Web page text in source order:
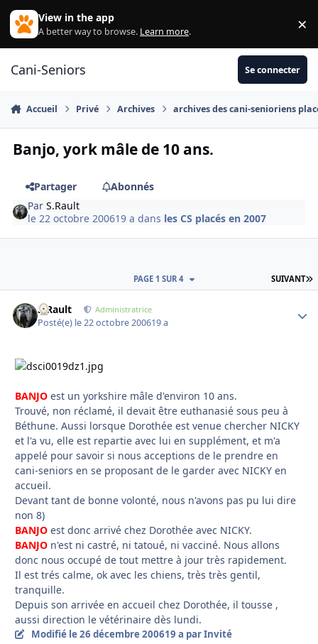
Aller au contenu
View in the app
A better way to browse. Learn more. ×
Cani-Seniors Se connecter
Accueil Privé Archives archives des cani-senioriens
Banjo, york mâle de 10 ans.
Partager
Abonnés
ParS.Rault
le 22 octobre 200619 a dans les CS placés en 2007
SUIVANT
PAGE 1 SUR 4
S.Rault Administratrice
Posté(e) le 22 octobre 200619 a
BANJO est un yorkshire mâle d'environ 10 ans.
Trouvé, non réclamé, il devait être euthanasié sous peu à
Béthune. Aussi lorsque Dorothée est venue chercher NICKY
et l'a vu, elle est repartie avec lui en supplément, et m'a
appelé pour savoir si nous acceptions de le prendre en
cani-seniors en se proposant de le garder avec NICKY en
accueil.
Devant tant de bonne volonté, nous n'avons pas pu lui dire
non 8)
BANJO est donc arrivé chez Dorothée avec NICKY.
BANJO n'est ni castré, ni tatoué, ni vacciné. Nous allons
donc nous occupé de tout mettre à jour très rapidement.
Il est trés calme, ok avec les chiens, très très gentil,
tranquille.
Depuis son arrivée en accueil chez Dorothée, il tousse ,
aussi direction le vétérinaire dès lundi.
Modifié le 26 décembre 200619 a par Invité